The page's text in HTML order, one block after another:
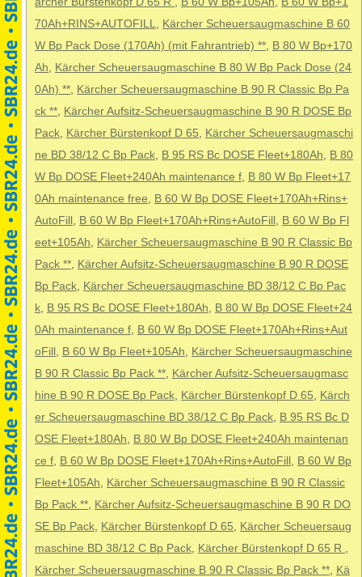
70Ah+RINS+AUTOFILL
Kärcher Scheuersaugmaschine B 60
W Bp Pack Dose (170Ah) (mit Fahrantrieb) ** B 80 W Bp+170
Ah
Kärcher Scheuersaugmaschine B 80 W Bp Pack Dose (24
0Ah) ** Kärcher Scheuersaugmaschine B 90 R Classic Bp Pa
ck ** Kärcher Aufsitz-Scheuersaugmaschine B 90 R DOSE Bp
Pack Kärcher Bürstenkopf D 65
Kärcher Scheuersaugmaschi
ne BD 38/12 C Bp Pack B 95 RS Bc DOSE Fleet+180Ah
B 80
W Bp DOSE Fleet+240Ah maintenance f B 80 W Bp Fleet+17
0Ah maintenance free
B 60 W Bp DOSE Fleet+170Ah+Rins+
AutoFill B 60 W Bp Fleet+170Ah+Rins+AutoFill B 60 W Bp Fl
eet+105Ah
Kärcher Scheuersaugmaschine B 90 R Classic Bp
Pack ** Kärcher Aufsitz-Scheuersaugmaschine B 90 R DOSE
Bp Pack Kärcher Scheuersaugmaschine BD 38/12 C Bp Pac
k B 95 RS Bc DOSE Fleet+180Ah
B 80 W Bp DOSE Fleet+24
0Ah maintenance f B 60 W Bp DOSE Fleet+170Ah+Rins+Aut
oFill B 60 W Bp Fleet+105Ah
Kärcher Scheuersaugmaschine
B 90 R Classic Bp Pack ** Kärcher Aufsitz-Scheuersaugmasc
hine B 90 R DOSE Bp Pack Kärcher Bürstenkopf D 65
Kärch
er Scheuersaugmaschine BD 38/12 C Bp Pack B 95 RS Bc D
OSE Fleet+180Ah
B 80 W Bp DOSE Fleet+240Ah maintenan
ce f B 60 W Bp DOSE Fleet+170Ah+Rins+AutoFill B 60 W Bp
Fleet+105Ah
Kärcher Scheuersaugmaschine B 90 R Classic
Bp Pack ** Kärcher Aufsitz-Scheuersaugmaschine B 90 R DO
SE Bp Pack Kärcher Bürstenkopf D 65
Kärcher Scheuersaug
maschine BD 38/12 C Bp Pack Kärcher Bürstenkopf D 65 R
Kärcher Scheuersaugmaschine B 90 R Classic Bp Pack ** Kä